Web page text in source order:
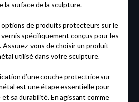
surface de la sculpture.
de produits protecteurs sur le
spécifiquement conçus pour les
Assurez-vous de choisir un produit
utilisé dans votre sculpture.
d’une couche protectrice sur
est une étape essentielle pour
sa durabilité. En agissant comme